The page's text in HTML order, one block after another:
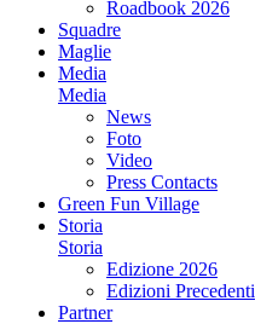
Roadbook 2026
Squadre
Maglie
Media
Media
News
Foto
Video
Press Contacts
Green Fun Village
Storia
Storia
Edizione 2026
Edizioni Precedenti
Partner